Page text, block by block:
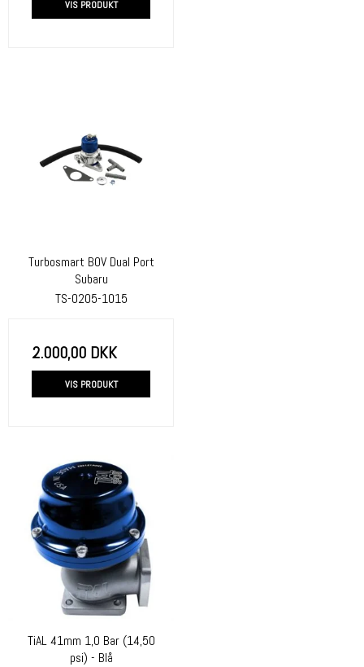
VIS PRODUKT
Turbosmart BOV Dual Port
Subaru
TS-0205-1015
2.000,00 DKK
VIS PRODUKT
TiAL 41mm 1,0 Bar (14,50
psi) - Blå